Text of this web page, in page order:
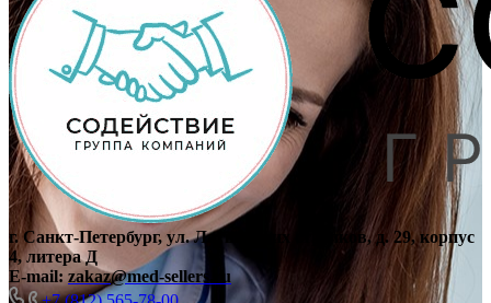
г. Санкт-Петербург, ул. Латышских стрелков, д. 29, корпус
4, литера Д
E-mail: zakaz@med-sellers.ru